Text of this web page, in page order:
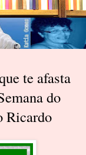
te afasta
do
Ricardo